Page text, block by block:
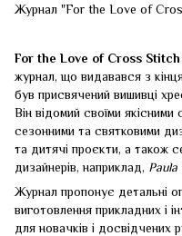
Журнал "For the Love of
For the Love of Cross Stitch
журнал, що видавався з
був присвячений вишивці
Він відомий своїми
сезонними та святковими
та дитячі проєкти, а також
дизайнерів, наприклад, Paula
Журнал пропонує детальні
виготовлення прикладних і
для новачків і досвідчених